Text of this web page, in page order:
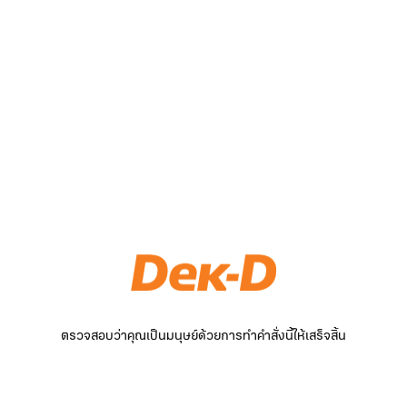
ตรวจสอบว่าคุณเป็นมนุษย์ด้วยการทำคำสั่งนี้ให้เสร็จสิ้น